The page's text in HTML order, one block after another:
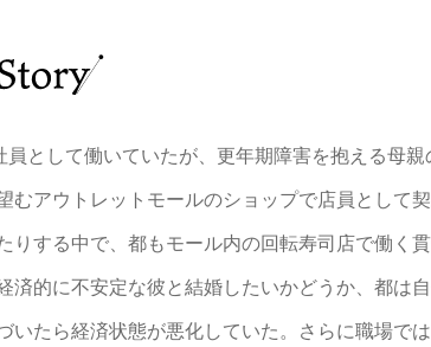
として働いていたが、更年期障害を抱える母親
アウトレットモールのショップで店員として
りする中で、都もモール内の回転寿司店で働く
的に不安定な彼と結婚したいかどうか、都は
たら経済状態が悪化していた。さらに職場では